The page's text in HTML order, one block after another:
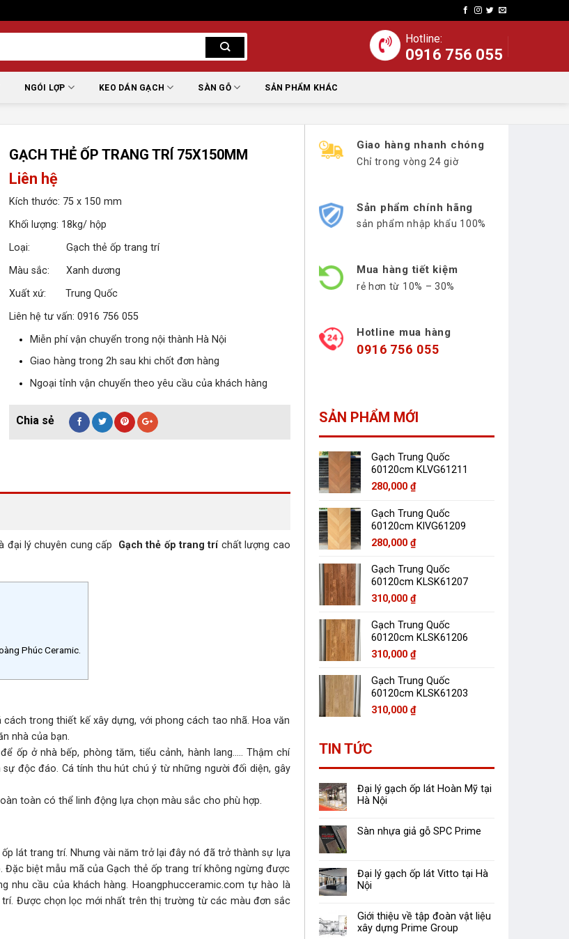
Hotline:
0916 756 055
NGÓI LỢP KEO DÁN GẠCH SÀN GỖ SẢN PHẨM KHÁC
GẠCH THẺ ỐP TRANG TRÍ 75X150MM
Liên hệ
Kích thước: 75 x 150 mm
Khối lượng: 18kg/ hộp
Loại: Gạch thẻ ốp trang trí
Màu sắc: Xanh dương
Xuất xứ: Trung Quốc
Liên hệ tư vấn: 0916 756 055
Miễn phí vận chuyển trong nội thành Hà Nội
Giao hàng trong 2h sau khi chốt đơn hàng
Ngoại tỉnh vận chuyển theo yêu cầu của khách hàng
đại lý chuyên cung cấp Gạch thẻ ốp trang tríchất lượng cao
Phúc Ceramic.
trong thiết kế xây dựng, với phong cách tao nhã. Hoa văn
nhà của bạn.
ốp ở nhà bếp, phòng tăm, tiểu cảnh, hành lang….. Thậm chí
độc đáo. Cá tính thu hút chú ý từ những người đối diện, gây
toàn có thể linh động lựa chọn màu sắc cho phù hợp.
lát trang trí. Nhưng vài năm trở lại đây nó đã trở thành sự lựa
biệt mẫu mã của Gạch thẻ ốp trang trí không ngừng được
nhu cầu của khách hàng. Hoangphucceramic.com tự hào là
Được chọn lọc mới nhất trên thị trường từ các màu đơn sắc
Giao hàng nhanh chóng
Chỉ trong vòng 24 giờ
Sản phẩm chính hãng
sản phẩm nhập khẩu 100%
Mua hàng tiết kiệm
rẻ hơn từ 10% – 30%
Hotline mua hàng
0916 756 055
SẢN PHẨM MỚI
Gạch Trung Quốc
60120cm KLVG61211
280,000 ₫
Gạch Trung Quốc
60120cm KlVG61209
280,000 ₫
Gạch Trung Quốc
60120cm KLSK61207
310,000 ₫
Gạch Trung Quốc
60120cm KLSK61206
310,000 ₫
Gạch Trung Quốc
60120cm KLSK61203
310,000 ₫
TIN TỨC
Đại lý gạch ốp lát Hoàn Mỹ tại
Hà Nội
Sàn nhựa giả gỗ SPC Prime
Đại lý gạch ốp lát Vitto tại Hà
Nội
Giới thiệu về tập đoàn vật liệu
xây dựng Prime Group